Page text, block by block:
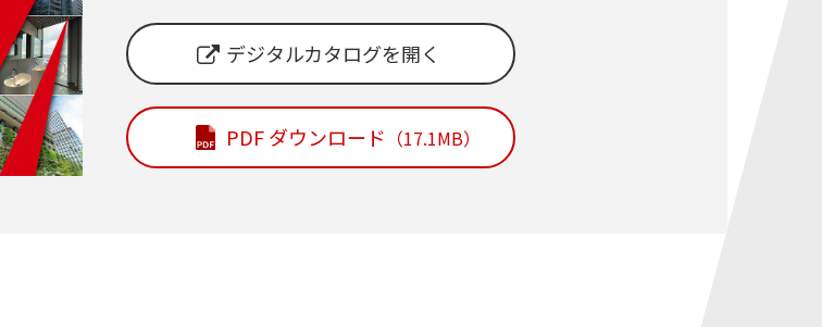
デジタルカタログを開く
PDF ダウンロード （17.1MB）